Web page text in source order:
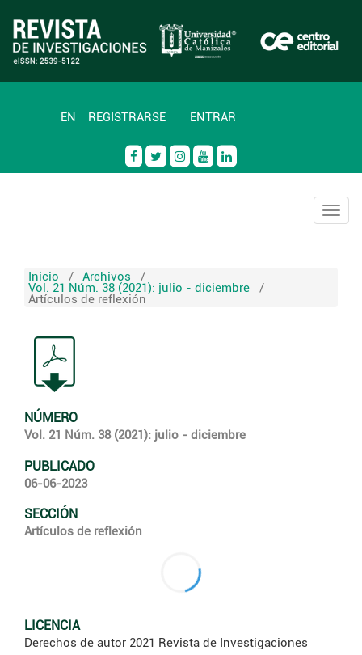
EN REGISTRARSE ENTRAR
Inicio / Archivos /
Vol. 21 Núm. 38 (2021): julio - diciembre /
Artículos de reflexión
NÚMERO
Vol. 21 Núm. 38 (2021): julio - diciembre
PUBLICADO
06-06-2023
SECCIÓN
Artículos de reflexión
LICENCIA
Derechos de autor 2021 Revista de Investigaciones